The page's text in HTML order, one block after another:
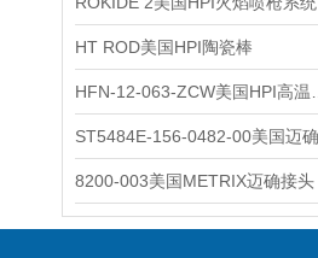
HT ROD美国HPI陶瓷棒
8200-003美国METRIX迈确接头